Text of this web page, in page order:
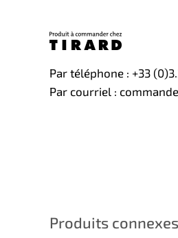
Par téléphone : +33
Par courriel :
Produits connexes